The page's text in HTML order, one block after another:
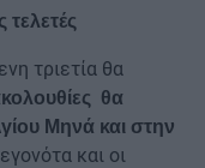
τριετία θα
θα
Μηνά και στην
και οι